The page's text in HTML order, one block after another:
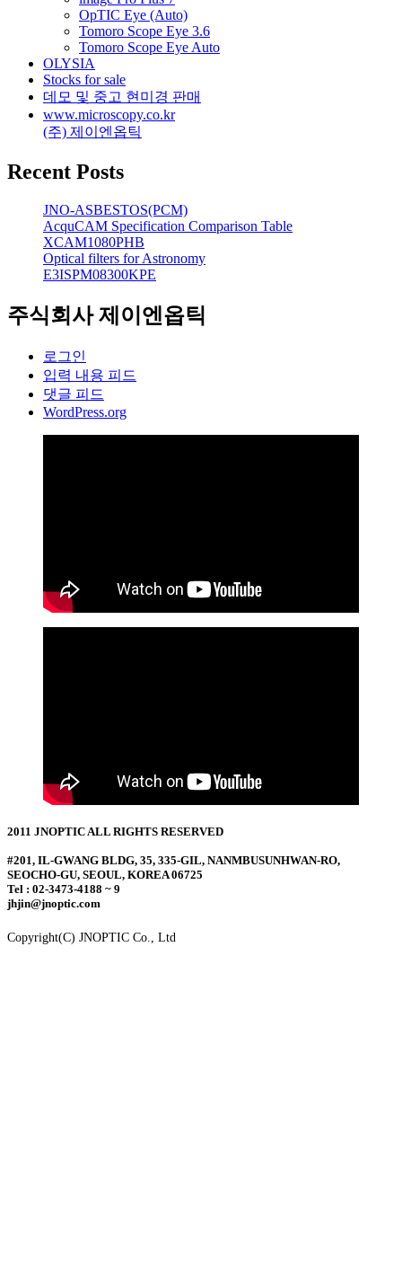
OpTIC Eye (Auto)
Tomoro Scope Eye 3.6
Tomoro Scope Eye Auto
OLYSIA
Stocks for sale
데모 및 중고 현미경 판매
www.microscopy.co.kr
(주) 제이엔옵틱
Recent Posts
JNO-ASBESTOS(PCM)
AcquCAM Specification Comparison Table
XCAM1080PHB
Optical filters for Astronomy
E3ISPM08300KPE
주식회사 제이엔옵틱
로그인
입력 내용 피드
댓글 피드
WordPress.org
2011 JNOPTIC ALL RIGHTS RESERVED
#201, IL-GWANG BLDG, 35, 335-GIL, NANMBUSUNHWAN-RO,
SEOCHO-GU, SEOUL, KOREA 06725
Tel : 02-3473-4188 ~ 9
jhjin@jnoptic.com